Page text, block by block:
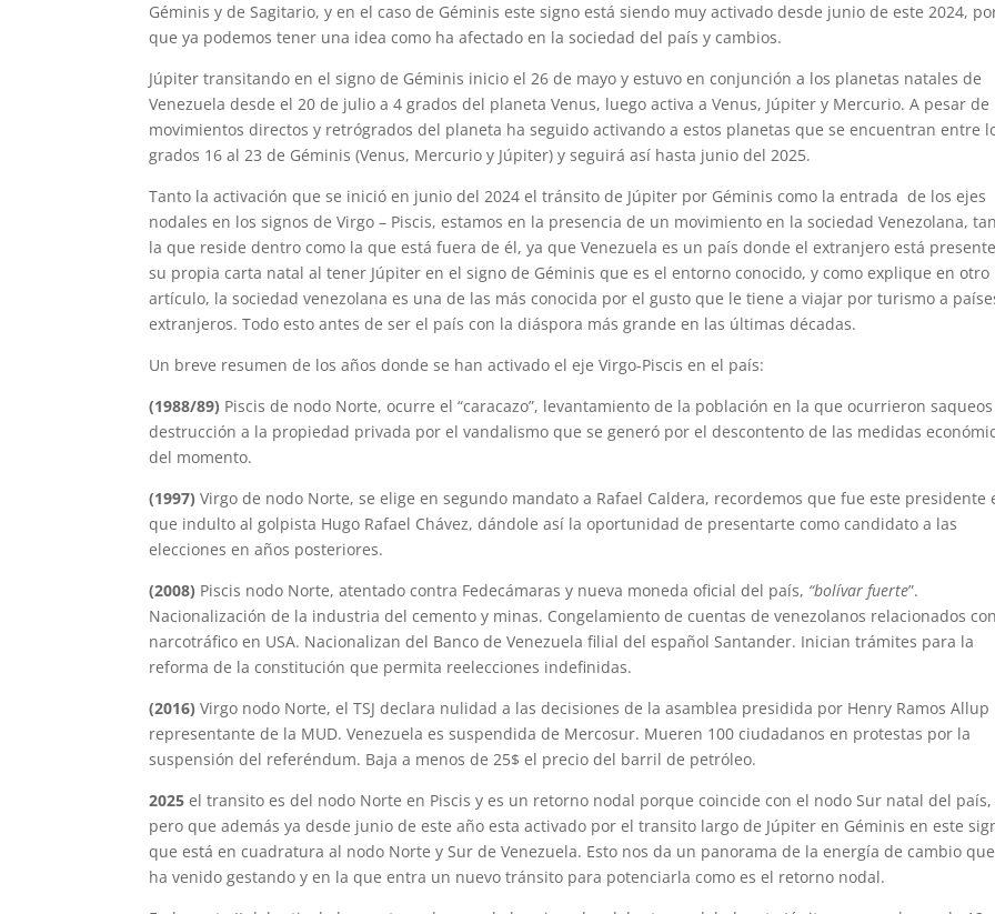
Géminis y de Sagitario, y en el caso de Géminis este signo está siendo muy activado desde junio de este 2024,
que ya podemos tener una idea como ha afectado en la sociedad del país y cambios.
Júpiter transitando en el signo de Géminis inicio el 26 de mayo y estuvo en conjunción a los planetas natales de
Venezuela desde el 20 de julio a 4 grados del planeta Venus, luego activa a Venus, Júpiter y Mercurio. A pesar de
movimientos directos y retrógrados del planeta ha seguido activando a estos planetas que se encuentran entre
grados 16 al 23 de Géminis (Venus, Mercurio y Júpiter) y seguirá así hasta junio del 2025.
Tanto la activación que se inició en junio del 2024 el tránsito de Júpiter por Géminis como la entrada de los ejes
nodales en los signos de Virgo – Piscis, estamos en la presencia de un movimiento en la sociedad Venezolana,
la que reside dentro como la que está fuera de él, ya que Venezuela es un país donde el extranjero está
su propia carta natal al tener Júpiter en el signo de Géminis que es el entorno conocido, y como explique en otro
artículo, la sociedad venezolana es una de las más conocida por el gusto que le tiene a viajar por turismo a
extranjeros. Todo esto antes de ser el país con la diáspora más grande en las últimas décadas.
Un breve resumen de los años donde se han activado el eje Virgo-Piscis en el país:
(1988/89) Piscis de nodo Norte, ocurre el “caracazo”, levantamiento de la población en la que ocurrieron
destrucción a la propiedad privada por el vandalismo que se generó por el descontento de las medidas
del momento.
(1997) Virgo de nodo Norte, se elige en segundo mandato a Rafael Caldera, recordemos que fue este presidente
que indulto al golpista Hugo Rafael Chávez, dándole así la oportunidad de presentarte como candidato a las
elecciones en años posteriores.
(2008) Piscis nodo Norte, atentado contra Fedecámaras y nueva moneda oficial del país, “bolívar fuerte”.
Nacionalización de la industria del cemento y minas. Congelamiento de cuentas de venezolanos relacionados
narcotráfico en USA. Nacionalizan del Banco de Venezuela filial del español Santander. Inician trámites para la
reforma de la constitución que permita reelecciones indefinidas.
(2016) Virgo nodo Norte, el TSJ declara nulidad a las decisiones de la asamblea presidida por Henry Ramos Allup
representante de la MUD. Venezuela es suspendida de Mercosur. Mueren 100 ciudadanos en protestas por la
suspensión del referéndum. Baja a menos de 25$ el precio del barril de petróleo.
2025 el transito es del nodo Norte en Piscis y es un retorno nodal porque coincide con el nodo Sur natal del país,
pero que además ya desde junio de este año esta activado por el transito largo de Júpiter en Géminis en este
que está en cuadratura al nodo Norte y Sur de Venezuela. Esto nos da un panorama de la energía de cambio
ha venido gestando y en la que entra un nuevo tránsito para potenciarla como es el retorno nodal.